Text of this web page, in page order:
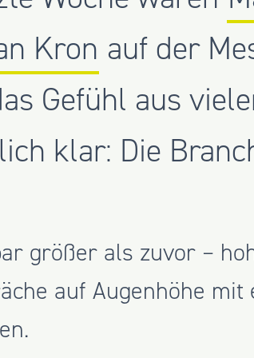
Kron auf der
Gefühl aus
klar: Die
größer als zuvor –
auf Augenhöhe